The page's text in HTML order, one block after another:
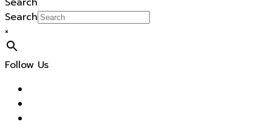
Search
×
Follow Us